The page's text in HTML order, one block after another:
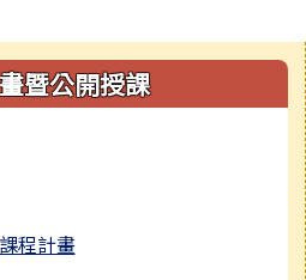
暨公開授課
課程計畫